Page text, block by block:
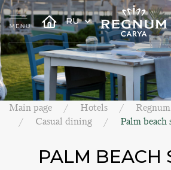
RU
Main page Hotels
Casual dining
Palm beach
PALM BEACH